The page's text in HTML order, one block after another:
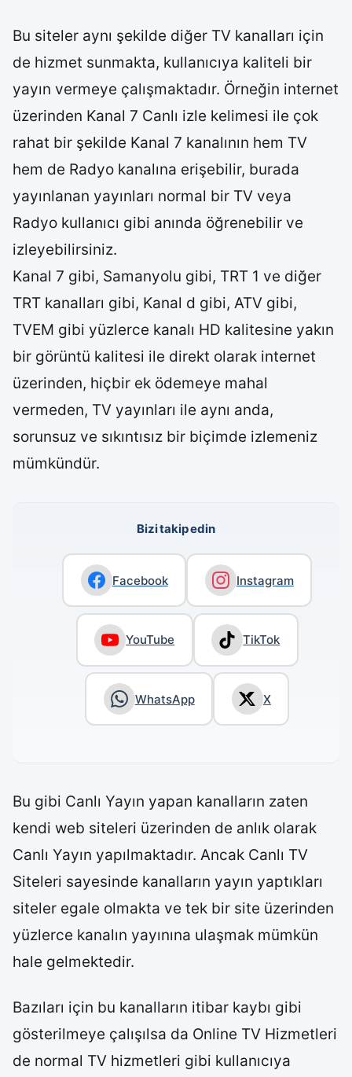
Bu siteler aynı şekilde diğer TV kanalları için
de hizmet sunmakta, kullanıcıya kaliteli bir
yayın vermeye çalışmaktadır. Örneğin internet
üzerinden Kanal 7 Canlı izle kelimesi ile çok
rahat bir şekilde Kanal 7 kanalının hem TV
hem de Radyo kanalına erişebilir, burada
yayınlanan yayınları normal bir TV veya
Radyo kullanıcı gibi anında öğrenebilir ve
izleyebilirsiniz.
Kanal 7 gibi, Samanyolu gibi, TRT 1 ve diğer
TRT kanalları gibi, Kanal d gibi, ATV gibi,
TVEM gibi yüzlerce kanalı HD kalitesine yakın
bir görüntü kalitesi ile direkt olarak internet
üzerinden, hiçbir ek ödemeye mahal
vermeden, TV yayınları ile aynı anda,
sorunsuz ve sıkıntısız bir biçimde izlemeniz
mümkündür.
Bizi takip edin
Facebook Instagram
YouTube TikTok
WhatsApp X
Bu gibi Canlı Yayın yapan kanalların zaten
kendi web siteleri üzerinden de anlık olarak
Canlı Yayın yapılmaktadır. Ancak Canlı TV
Siteleri sayesinde kanalların yayın yaptıkları
siteler egale olmakta ve tek bir site üzerinden
yüzlerce kanalın yayınına ulaşmak mümkün
hale gelmektedir.
Bazıları için bu kanalların itibar kaybı gibi
gösterilmeye çalışılsa da Online TV Hizmetleri
de normal TV hizmetleri gibi kullanıcıya